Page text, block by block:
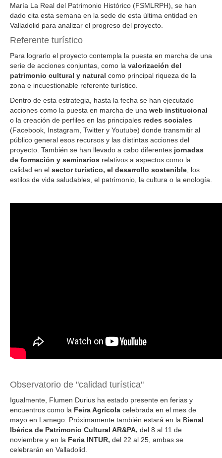
María La Real del Patrimonio Histórico (FSMLRPH), se han
dado cita esta semana en la sede de esta última entidad en
Valladolid para analizar el progreso del proyecto.
Referente turístico
Para lograrlo el proyecto contempla la puesta en marcha de una
serie de acciones conjuntas, como la valorización del
patrimonio cultural y natural como principal riqueza de la
zona e incuestionable referente turístico.
Dentro de esta estrategia, hasta la fecha se han ejecutado
acciones como la puesta en marcha de una web institucional
o la creación de perfiles en las principales redes sociales
(Facebook, Instagram, Twitter y Youtube) donde transmitir al
público general esos recursos y las distintas acciones del
proyecto. También se han llevado a cabo diferentes jornadas
de formación y seminarios relativos a aspectos como la
calidad en el sector turístico, el desarrollo sostenible , los
estilos de vida saludables, el patrimonio, la cultura o la enología.
Observatorio de "calidad turística"
Igualmente, Flumen Durius ha estado presente en ferias y
encuentros como la Feira Agrícola celebrada en el mes de
mayo en Lamego. Próximamente también estará en la Bienal
Ibérica de Patrimonio Cultural AR&PA, del 8 al 11 de
noviembre y en la Feria INTUR, del 22 al 25, ambas se
celebrarán en Valladolid.